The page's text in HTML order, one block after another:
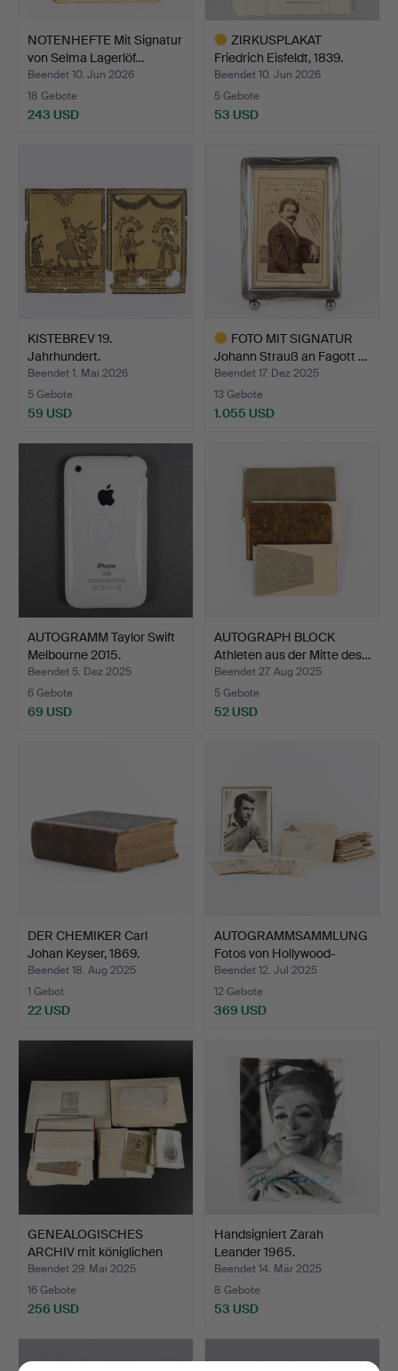
NOTENHEFTE Mit Signatur
von Selma Lagerlöf…
Beendet 10. Jun 2026
18 Gebote
243 USD
ZIRKUSPLAKAT
Friedrich Eisfeldt, 1839.
Beendet 10. Jun 2026
5 Gebote
53 USD
Objekt
KISTEBREV 19.
Jahrhundert.
Beendet 1. Mai 2026
5 Gebote
59 USD
FOTO MIT SIGNATUR
Johann Strauß an Fagott …
Beendet 17. Dez 2025
13 Gebote
1.055 USD
AUTOGRAMM Taylor Swift
Melbourne 2015.
Beendet 5. Dez 2025
6 Gebote
69 USD
AUTOGRAPH BLOCK
Athleten aus der Mitte des…
Beendet 27. Aug 2025
5 Gebote
52 USD
DER CHEMIKER Carl
Johan Keyser, 1869.
Beendet 18. Aug 2025
1 Gebot
22 USD
AUTOGRAMMSAMMLUNG
Fotos von Hollywood-
Scha…
Beendet 12. Jul 2025
12 Gebote
369 USD
GENEALOGISCHES
ARCHIV mit königlichen
Unte…
Beendet 29. Mai 2025
16 Gebote
256 USD
Handsigniert Zarah
Leander 1965.
Beendet 14. Mär 2025
8 Gebote
53 USD